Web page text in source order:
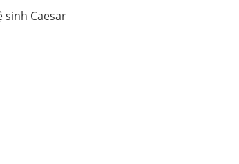
sinh Caesar